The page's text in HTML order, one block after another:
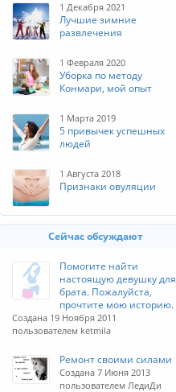
1 Декабря 2021
Лучшие зимние
развлечения
1 Февраля 2020
Уборка по методу
Конмари, мой опыт
1 Марта 2019
5 привычек успешных
людей
1 Августа 2018
Признаки овуляции
Сейчас обсуждают
Помогите найти
настоящую девушку для
брата. Пожалуйста,
прочтите мою историю.
Создана 19 Ноября 2011
пользователем ketmila
Ремонт своими силами
Создана 7 Июня 2013
пользователем ЛедиДи